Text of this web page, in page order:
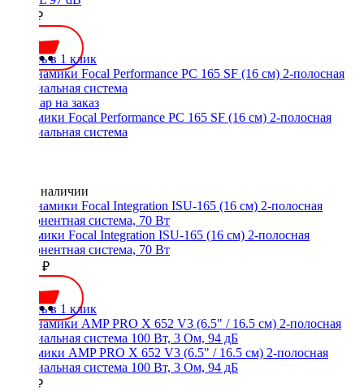
5490 ₽
Купить в 1 клик
Динамики Focal Performance PC 165 SF (16 см) 2-полосная
коаксиальная система
Нет в наличии
Динамики Focal Integration ISU-165 (16 см) 2-полосная
компонентная система, 70 Вт
15500 ₽
Купить в 1 клик
Динамики AMP PRO X 652 V3 (6.5" / 16.5 см) 2-полосная
коаксиальная система 100 Вт, 3 Ом, 94 дБ
5990 ₽